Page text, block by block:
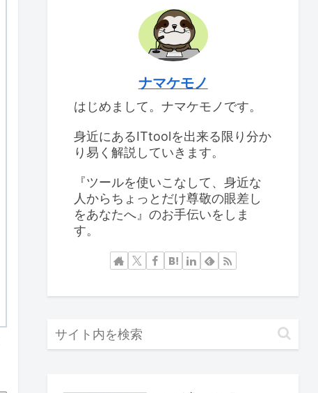
ナマケモノ
はじめまして。ナマケモノです。
身近にあるITtoolを出来る限り分か
り易く解説していきます。
『ツールを使いこなして、身近な
人からちょっとだけ尊敬の眼差し
をあなたへ』のお手伝いをしま
す。